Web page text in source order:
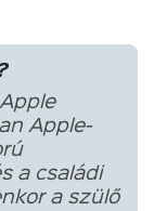
Apple-
a családi
a szülő